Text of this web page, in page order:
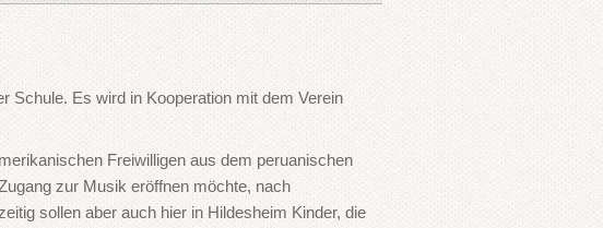
Schule. Es wird in Kooperation mit dem Verein
Freiwilligen aus dem peruanischen
zur Musik eröffnen möchte, nach
sollen aber auch hier in Hildesheim Kinder, die